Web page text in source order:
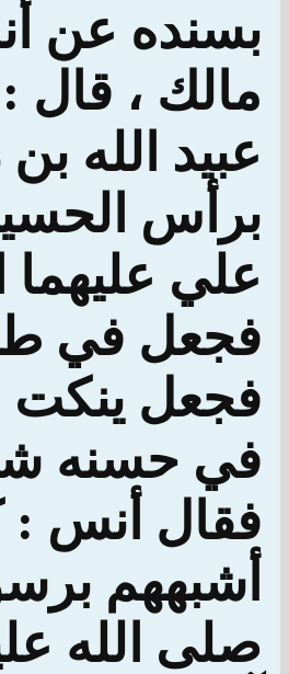
بسنده عن
مالك ، قال
عبيد الله بن
برأس
علي عليهما
فجعل في
فجعل ينكت
في حسنه
فقال أنس :
أشبههم
صلى الله